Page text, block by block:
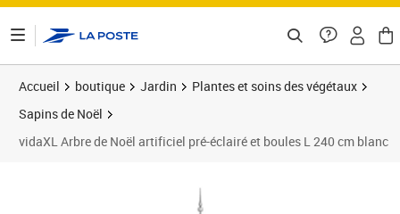
Accueil boutique Jardin
Plantes et soins des végétaux
Sapins de Noël
vidaXL Arbre de Noël artificiel pré-éclairé et boules L 240 cm blanc